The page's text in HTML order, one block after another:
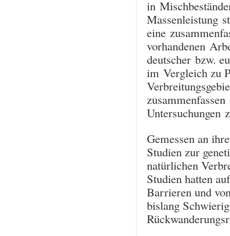
in
Massenleistung
eine
vorhandenen
deutscher bzw.
im Vergleich zu
Untersuchungen
Gemessen an
Studien zur
natürlichen
Studien hatten
Barrieren und
bislang